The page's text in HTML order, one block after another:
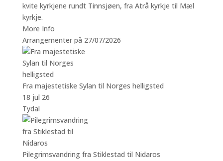
kvite kyrkjene rundt Tinnsjøen, fra Atrå kyrkje til Mæl
kyrkje.
More Info
Arrangementer på 27/07/2026
Fra majestetiske Sylan til Norges helligsted
18 jul 26
Tydal
Pilegrimsvandring fra Stiklestad til Nidaros